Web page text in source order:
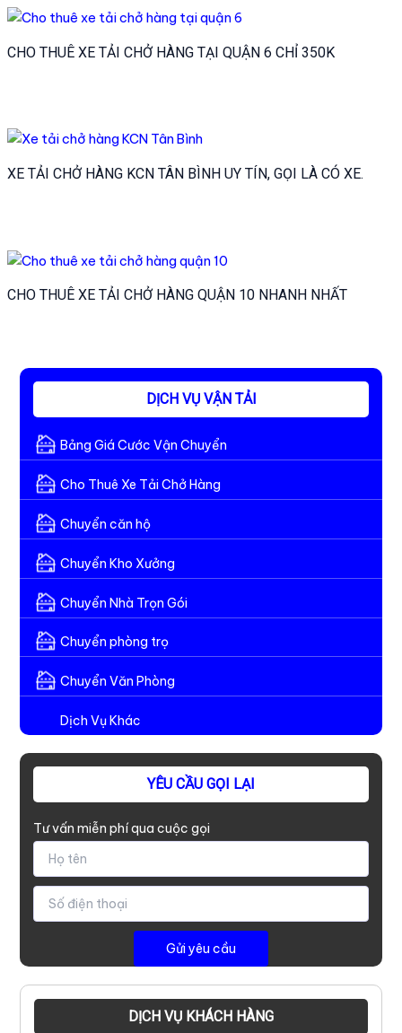
CHO THUÊ XE TẢI CHỞ HÀNG TẠI QUẬN 6 CHỈ 350K
XE TẢI CHỞ HÀNG KCN TÂN BÌNH UY TÍN, GỌI LÀ CÓ XE.
CHO THUÊ XE TẢI CHỞ HÀNG QUẬN 10 NHANH NHẤT
DỊCH VỤ VẬN TẢI
Bảng Giá Cước Vận Chuyển
Cho Thuê Xe Tải Chở Hàng
Chuyển căn hộ
Chuyển Kho Xưởng
Chuyển Nhà Trọn Gói
Chuyển phòng trọ
Chuyển Văn Phòng
Dịch Vụ Khác
YÊU CẦU GỌI LẠI
Tư vấn miễn phí qua cuộc gọi
DỊCH VỤ KHÁCH HÀNG